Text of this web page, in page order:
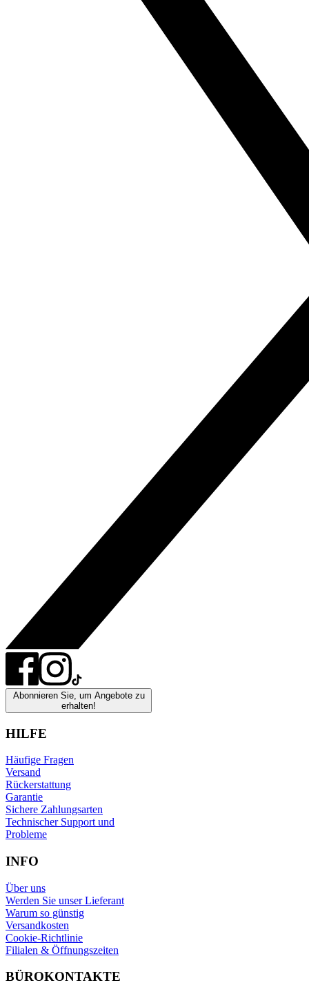
Abonnieren Sie, um Angebote zu
erhalten!
HILFE
Häufige Fragen
Versand
Rückerstattung
Garantie
Sichere Zahlungsarten
Technischer Support und
Probleme
INFO
Über uns
Werden Sie unser Lieferant
Warum so günstig
Versandkosten
Cookie-Richtlinie
Filialen & Öffnungszeiten
BÜROKONTAKTE